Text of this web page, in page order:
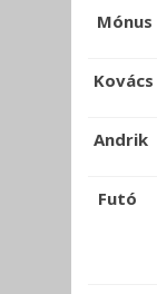
Mónus
Kovács
Andrik
Futó